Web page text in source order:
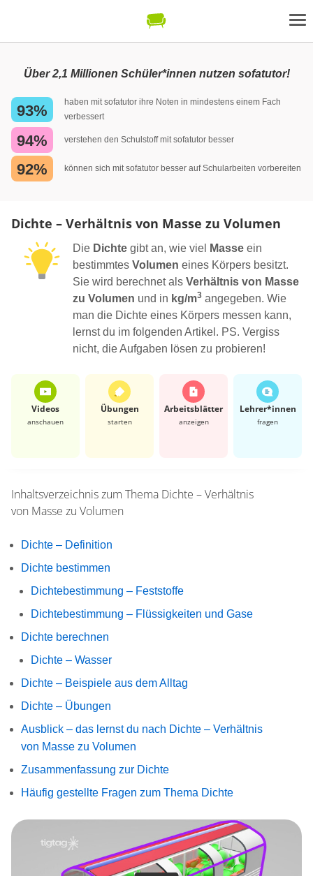
Über 2,1 Millionen Schüler*innen nutzen sofatutor!
93%
haben mit sofatutor ihre Noten in mindestens einem Fach
verbessert
94% verstehen den Schulstoff mit sofatutor besser
92% können sich mit sofatutor besser auf Schularbeiten vorbereiten
Dichte – Verhältnis von Masse zu Volumen
Die Dichte gibt an, wie viel Masse ein
bestimmtes Volumen eines Körpers besitzt.
Sie wird berechnet als Verhältnis von Masse
zu Volumen und in kg/m3 angegeben. Wie
man die Dichte eines Körpers messen kann,
lernst du im folgenden Artikel. PS. Vergiss
nicht, die Aufgaben lösen zu probieren!
Videos
anschauen
Übungen
starten
Arbeits­blätter
anzeigen
Lehrer*​innen
fragen
Inhaltsverzeichnis zum Thema Dichte – Verhältnis
von Masse zu Volumen
Dichte – Definition
Dichte bestimmen
Dichtebestimmung – Feststoffe
Dichtebestimmung – Flüssigkeiten und Gase
Dichte berechnen
Dichte – Wasser
Dichte – Beispiele aus dem Alltag
Dichte – Übungen
Ausblick – das lernst du nach Dichte – Verhältnis
von Masse zu Volumen
Zusammenfassung zur Dichte
Häufig gestellte Fragen zum Thema Dichte